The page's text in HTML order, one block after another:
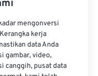
mengonversi
kerja
data Anda
gambar, video,
canggih, pusat data